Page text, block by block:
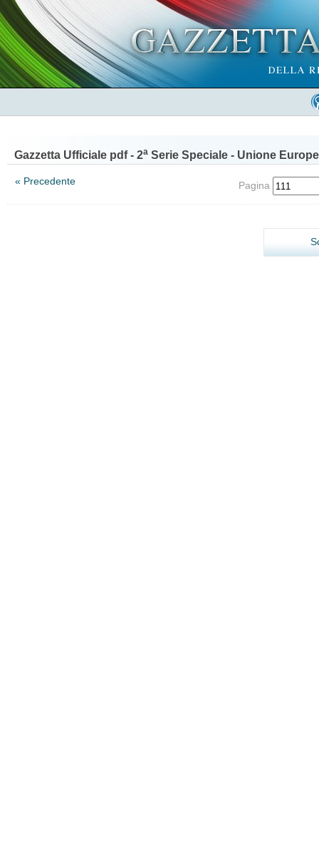
Gazzetta Ufficiale pdf - 2a Serie Speciale - Unione
« Precedente Pagina